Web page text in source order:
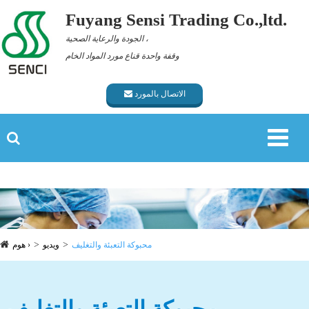
Fuyang Sensi Trading Co.,ltd.
الجودة والرعاية الصحية ،
وقفة واحدة قناع مورد المواد الخام
الاتصال بالمورد
هوم › ويديو محبوكة التعبئة والتغليف